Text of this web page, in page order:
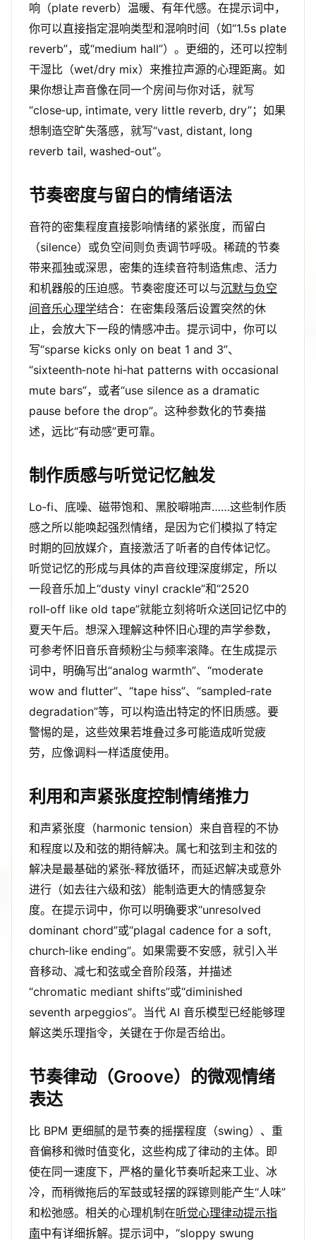
响（plate reverb）温暖、有年代感。在提示词中，
你可以直接指定混响类型和混响时间（如“1.5s plate
reverb”，或“medium hall”）。更细的，还可以控制
干湿比（wet/dry mix）来推拉声源的心理距离。如
果你想让声音像在同一个房间与你对话，就写
“close‑up, intimate, very little reverb, dry”；如果
想制造空旷失落感，就写“vast, distant, long
reverb tail, washed‑out”。
节奏密度与留白的情绪语法
音符的密集程度直接影响情绪的紧张度，而留白
（silence）或负空间则负责调节呼吸。稀疏的节奏
带来孤独或深思，密集的连续音符制造焦虑、活力
和机器般的压迫感。节奏密度还可以与沉默与负空
间音乐心理学结合：在密集段落后设置突然的休
止，会放大下一段的情感冲击。提示词中，你可以
写“sparse kicks only on beat 1 and 3”、
“sixteenth‑note hi‑hat patterns with occasional
mute bars”，或者“use silence as a dramatic
pause before the drop”。这种参数化的节奏描
述，远比“有动感”更可靠。
制作质感与听觉记忆触发
Lo‑fi、底噪、磁带饱和、黑胶噼啪声……这些制作质
感之所以能唤起强烈情绪，是因为它们模拟了特定
时期的回放媒介，直接激活了听者的自传体记忆。
听觉记忆的形成与具体的声音纹理深度绑定，所以
一段音乐加上“dusty vinyl crackle”和“2520
roll‑off like old tape”就能立刻将听众送回记忆中的
夏天午后。想深入理解这种怀旧心理的声学参数，
可参考怀旧音乐音频粉尘与频率滚降。在生成提示
词中，明确写出“analog warmth”、“moderate
wow and flutter”、“tape hiss”、“sampled‑rate
degradation”等，可以构造出特定的怀旧质感。要
警惕的是，这些效果若堆叠过多可能造成听觉疲
劳，应像调料一样适度使用。
利用和声紧张度控制情绪推力
和声紧张度（harmonic tension）来自音程的不协
和程度以及和弦的期待解决。属七和弦到主和弦的
解决是最基础的紧张‑释放循环，而延迟解决或意外
进行（如去往六级和弦）能制造更大的情感复杂
度。在提示词中，你可以明确要求“unresolved
dominant chord”或“plagal cadence for a soft,
church‑like ending”。如果需要不安感，就引入半
音移动、减七和弦或全音阶段落，并描述
“chromatic mediant shifts”或“diminished
seventh arpeggios”。当代 AI 音乐模型已经能够理
解这类乐理指令，关键在于你是否给出。
节奏律动（Groove）的微观情绪
表达
比 BPM 更细腻的是节奏的摇摆程度（swing）、重
音偏移和微时值变化，这些构成了律动的主体。即
使在同一速度下，严格的量化节奏听起来工业、冰
冷，而稍微拖后的军鼓或轻摆的踩镲则能产生“人味”
和松弛感。相关的心理机制在听觉心理律动提示指
南中有详细拆解。提示词中，“sloppy swung